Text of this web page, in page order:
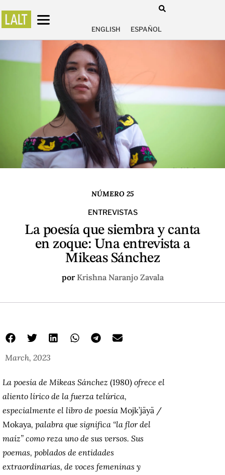
ENGLISH ESPAÑOL
NÚMERO 25
ENTREVISTAS
La poesía que siembra y canta
en zoque: Una entrevista a
Mikeas Sánchez
por Krishna Naranjo Zavala
March, 2023
La poesía de Mikeas Sánchez (1980) ofrece el
aliento lírico de la fuerza telúrica,
especialmente el libro de poesía Mojk’jäyä /
Mokaya, palabra que significa “la flor del
maíz” como reza uno de sus versos. Sus
poemas, poblados de entidades
extraordinarias, de voces femeninas y